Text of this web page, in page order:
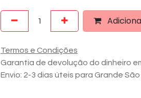
Termos e Condições
Garantia de devolução do dinheiro
Envio: 2-3 dias úteis para Grande